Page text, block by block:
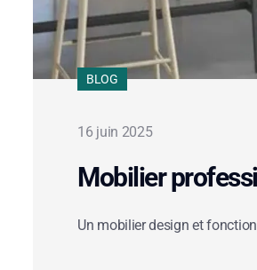
BLOG
16 juin 2025
Mobilier
Un mobilier design et